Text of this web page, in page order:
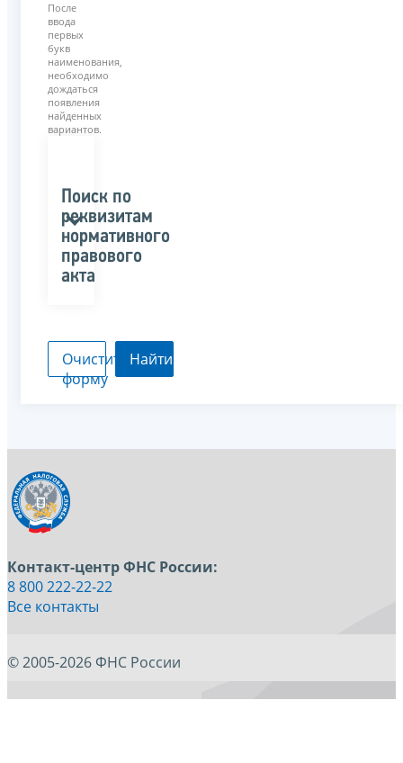
После
ввода
первых
букв
наименования,
необходимо
дождаться
появления
найденных
вариантов.
Поиск по
реквизитам
нормативного
правового
акта
Очистить
форму
Контакт-центр ФНС России:
8 800 222-22-22
Все контакты
© 2005-2026 ФНС России